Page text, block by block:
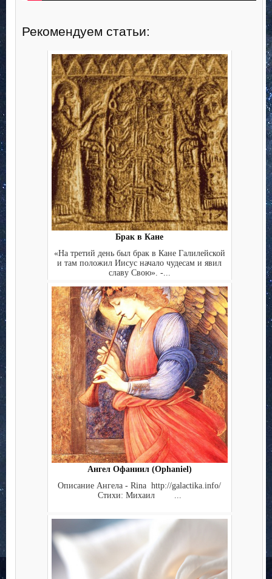
Рекомендуем статьи:
Брак в Кане
«На третий день был брак в Кане Галилейской
и там положил Иисус начало чудесам и явил
славу Свою». -...
Ангел Офаниил (Ophaniel)
Описание Ангела - Rina http://galactika.info/
Стихи: Михаил ...